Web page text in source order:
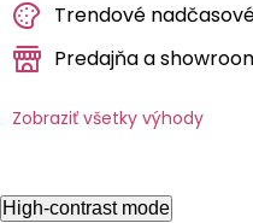
Trendové
Predajňa a
Zobraziť všetky výhody
High-contrast mode